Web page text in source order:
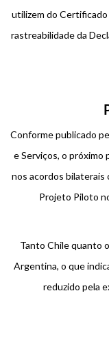
utilizem do
rastreabilidade da
Conforme publicado
e Serviços, o próximo
nos acordos bilaterais
Projeto Piloto
Tanto Chile quanto
Argentina, o que
reduzido pela